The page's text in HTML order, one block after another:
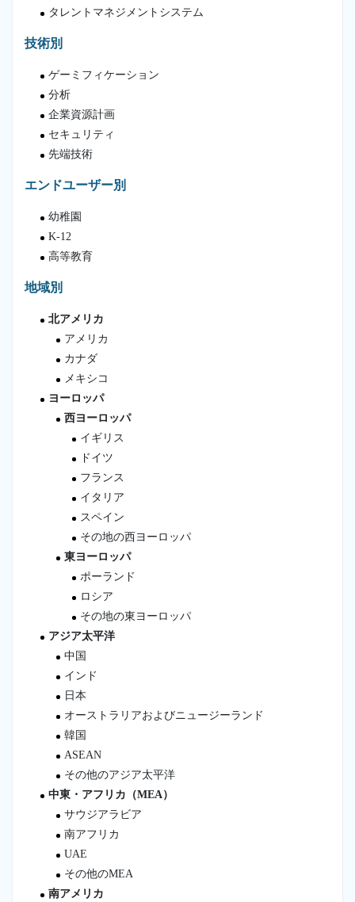
タレントマネジメントシステム
技術別
ゲーミフィケーション
分析
企業資源計画
セキュリティ
先端技術
エンドユーザー別
幼稚園
K-12
高等教育
地域別
北アメリカ
アメリカ
カナダ
メキシコ
ヨーロッパ
西ヨーロッパ
イギリス
ドイツ
フランス
イタリア
スペイン
その地の西ヨーロッパ
東ヨーロッパ
ポーランド
ロシア
その地の東ヨーロッパ
アジア太平洋
中国
インド
日本
オーストラリアおよびニュージーランド
韓国
ASEAN
その他のアジア太平洋
中東・アフリカ（MEA）
サウジアラビア
南アフリカ
UAE
その他のMEA
南アメリカ